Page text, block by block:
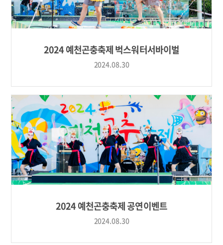
2024 예천곤충축제 벅스워터서바이벌
2024.08.30
2024 예천곤충축제 공연이벤트
2024.08.30